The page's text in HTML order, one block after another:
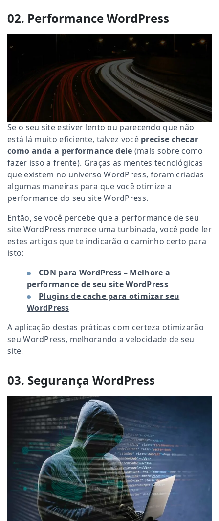
02. Performance WordPress
Se o seu site estiver lento ou parecendo que não
está lá muito eficiente, talvez você precise checar
como anda a performance dele (mais sobre como
fazer isso a frente). Graças as mentes tecnológicas
que existem no universo WordPress, foram criadas
algumas maneiras para que você otimize a
performance do seu site WordPress.
Então, se você percebe que a performance de seu
site WordPress merece uma turbinada, você pode ler
estes artigos que te indicarão o caminho certo para
isto:
CDN para WordPress – Melhore a
performance de seu site WordPress
Plugins de cache para otimizar seu
WordPress
A aplicação destas práticas com certeza otimizarão
seu WordPress, melhorando a velocidade de seu
site.
03. Segurança WordPress